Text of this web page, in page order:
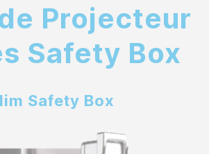
Projecteur
Safety Box
Safety Box